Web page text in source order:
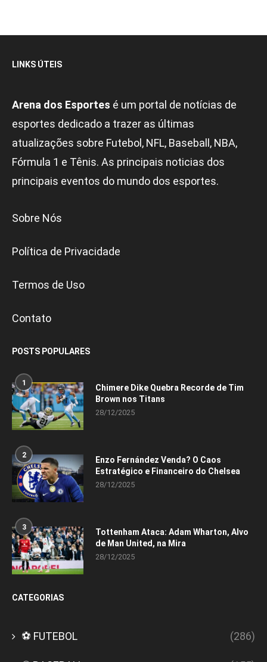
LINKS ÚTEIS
Arena dos Esportes é um portal de notícias de
esportes dedicado a trazer as últimas
atualizações sobre Futebol, NFL, Baseball, NBA,
Fórmula 1 e Tênis. As principais noticias dos
principais eventos do mundo dos esportes.
Sobre Nós
Política de Privacidade
Termos de Uso
Contato
POSTS POPULARES
1
Chimere Dike Quebra Recorde de Tim
Brown nos Titans
28/12/2025
2
Enzo Fernández Venda? O Caos
Estratégico e Financeiro do Chelsea
28/12/2025
3
Tottenham Ataca: Adam Wharton, Alvo
de Man United, na Mira
28/12/2025
CATEGORIAS
⚽ FUTEBOL (286)